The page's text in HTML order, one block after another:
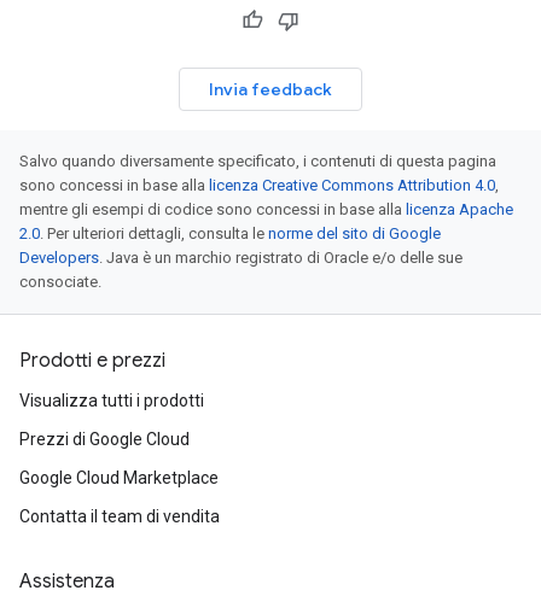
Invia feedback
Salvo quando diversamente specificato, i contenuti di questa pagina
sono concessi in base alla licenza Creative Commons Attribution 4.0,
mentre gli esempi di codice sono concessi in base alla licenza Apache
2.0. Per ulteriori dettagli, consulta le norme del sito di Google
Developers. Java è un marchio registrato di Oracle e/o delle sue
consociate.
Prodotti e prezzi
Visualizza tutti i prodotti
Prezzi di Google Cloud
Google Cloud Marketplace
Contatta il team di vendita
Assistenza